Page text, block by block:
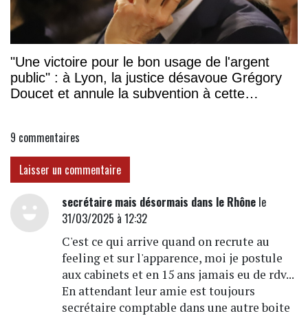
"Une victoire pour le bon usage de l'argent
public" : à Lyon, la justice désavoue Grégory
Doucet et annule la subvention à cette
9 commentaires
Laisser un commentaire
secrétaire mais désormais dans le Rhônele
31/03/2025 à 12:32
C'est ce qui arrive quand on recrute au
feeling et sur l'apparence, moi je postule
aux cabinets et en 15 ans jamais eu de rdv...
En attendant leur amie est toujours
secrétaire comptable dans une autre boite